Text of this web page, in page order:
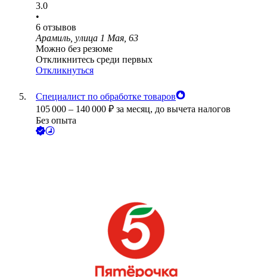
3.0
•
6 отзывов
Арамиль, улица 1 Мая, 63
Можно без резюме
Откликнитесь среди первых
Откликнуться
Специалист по обработке товаров
105 000 – 140 000 ₽ за месяц, до вычета налогов
Без опыта